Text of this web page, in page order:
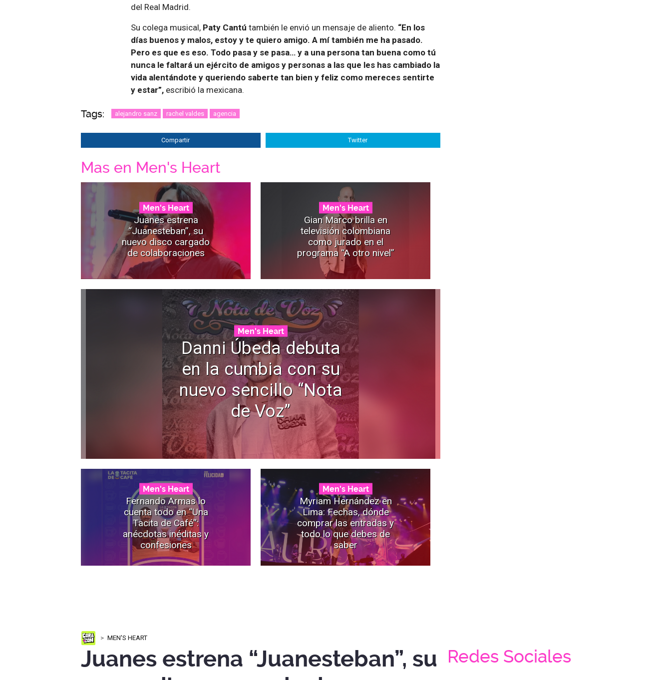
del Real Madrid.
Su colega musical, Paty Cantú también le envió un mensaje de aliento. “En los
días buenos y malos, estoy y te quiero amigo. A mí también me ha pasado.
Pero es que es eso. Todo pasa y se pasa… y a una persona tan buena como tú
nunca le faltará un ejército de amigos y personas a las que les has cambiado la
vida alentándote y queriendo saberte tan bien y feliz como mereces sentirte
y estar”, escribió la mexicana.
Tags: alejandro sanz rachel valdes agencia
Compartir Twitter
Mas en Men's Heart
Men's Heart
Juanes estrena
“Juanesteban”, su
nuevo disco cargado
de colaboraciones
Men's Heart
Gian Marco brilla en
televisión colombiana
como jurado en el
programa “A otro nivel”
Men's Heart
Danni Úbeda debuta
en la cumbia con su
nuevo sencillo “Nota
de Voz”
Men's Heart
Fernando Armas lo
cuenta todo en “Una
Tacita de Café”:
anécdotas inéditas y
confesiones
Men's Heart
Myriam Hernández en
Lima: Fechas, dónde
comprar las entradas y
todo lo que debes de
saber
MEN'S HEART
Juanes estrena “Juanesteban”, su Redes Sociales